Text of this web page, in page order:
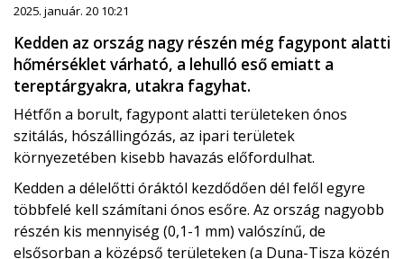
2025. január. 20 10:21
Kedden az ország nagy részén még fagypont alatti
hőmérséklet várható, a lehulló eső emiatt a
tereptárgyakra, utakra fagyhat.
Hétfőn a borult, fagypont alatti területeken ónos
szitálás, hószállingózás, az ipari területek
környezetében kisebb havazás előfordulhat.
Kedden a délelőtti óráktól kezdődően dél felől egyre
többfelé kell számítani ónos esőre. Az ország nagyobb
részén kis mennyiség (0,1-1 mm) valószínű, de
elsősorban a középső területeken (a Duna-Tisza közén